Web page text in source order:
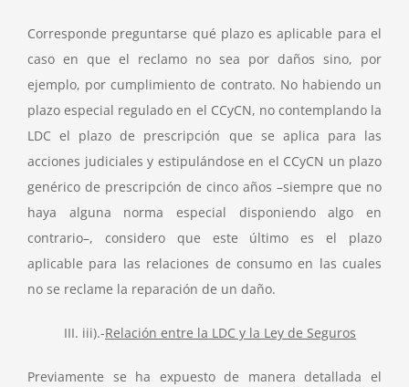
Corresponde preguntarse qué plazo es aplicable para el
caso en que el reclamo no sea por daños sino, por
ejemplo, por cumplimiento de contrato. No habiendo un
plazo especial regulado en el CCyCN, no contemplando la
LDC el plazo de prescripción que se aplica para las
acciones judiciales y estipulándose en el CCyCN un plazo
genérico de prescripción de cinco años –siempre que no
haya alguna norma especial disponiendo algo en
contrario–, considero que este último es el plazo
aplicable para las relaciones de consumo en las cuales
no se reclame la reparación de un daño.
III. iii).-Relación entre la LDC y la Ley de Seguros
Previamente se ha expuesto de manera detallada el